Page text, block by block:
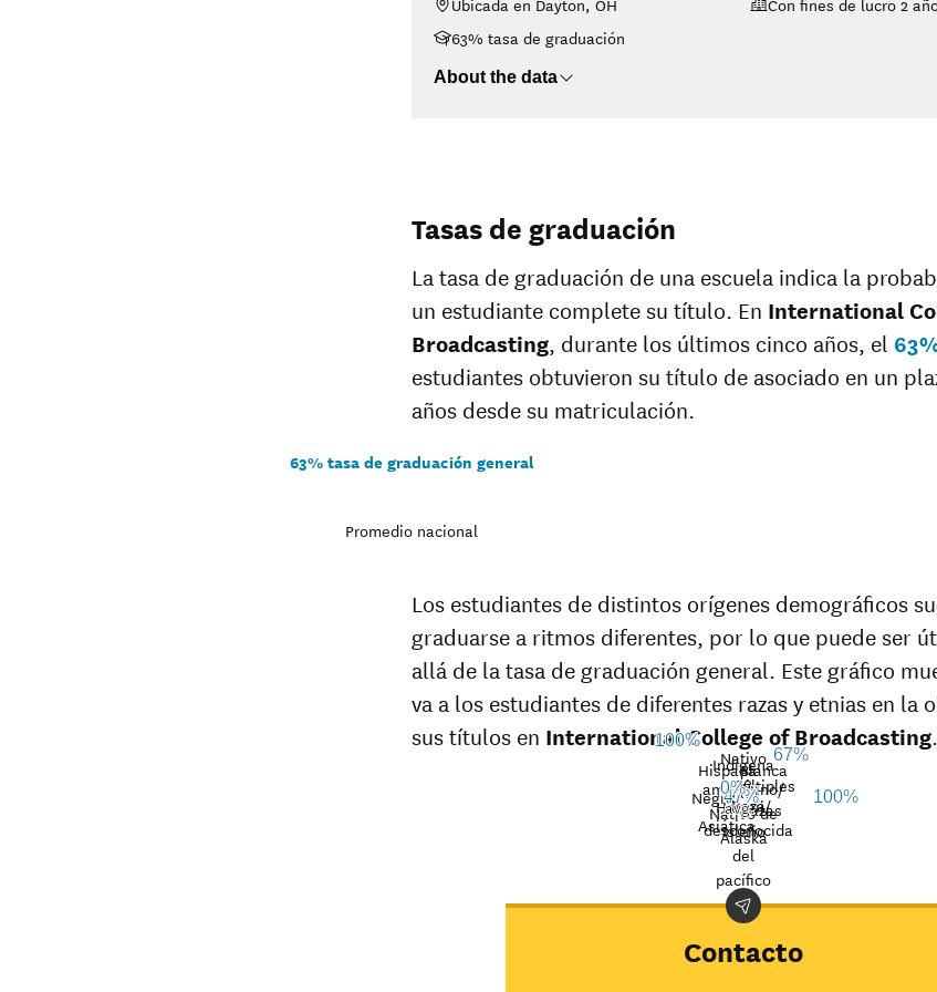
$75K-$110KNo data
>$110K
No data
63% tasa de graduación
About the data
Tasas de graduación
La tasa de graduación de una escuela indica la
un estudiante complete su título. En International
Broadcasting, durante los últimos cinco años, el
estudiantes obtuvieron su título de asociado en un
años desde su matriculación.
63% tasa de graduación general
Promedio nacional
Los estudiantes de distintos orígenes demográficos
graduarse a ritmos diferentes, por lo que puede ser
allá de la tasa de graduación general. Este gráfico
va a los estudiantes de diferentes razas y etnias en la
sus títulos en International College of Broadcasting.
Indígena
americano/
Nativo de
Alaska
Asiática
Negro
Hispana
Nativo
de
Hawaii/
Isleño
del
pacífico
Blanca
Múltiples
razas
Raza
desconocida
Nat’l
avg.
47%
100%
67%
100%
0%
Demographic
category
Graduation
Indígena
americano/
Contacto